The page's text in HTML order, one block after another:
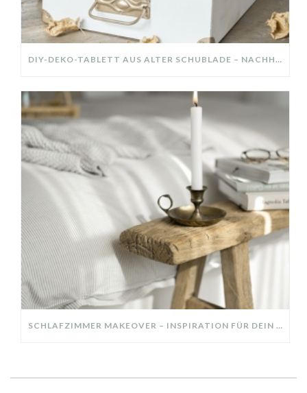
DIY-DEKO-TABLETT AUS ALTER SCHUBLADE – NACHHALTIGE HERBSTDEKO SELBER MACHEN!
SCHLAFZIMMER MAKEOVER – INSPIRATION FÜR DEIN SCHLAFZIMMER: AUS ALT MACH NEU – HELL, GEMÜTLICH UND EINLADEND